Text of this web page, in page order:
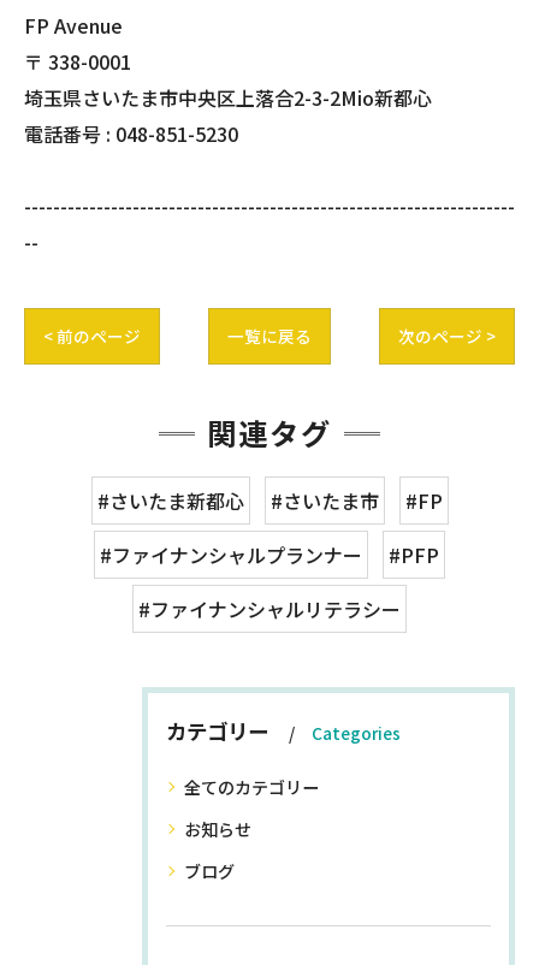
FP Avenue
〒 338-0001
埼玉県さいたま市中央区上落合2-3-2Mio新都心
電話番号 : 048-851-5230
--------------------------------------------------------------------
--
< 前のページ 一覧に戻る 次のページ >
関連タグ
#さいたま新都心 #さいたま市
#FP
#ファイナンシャルプランナー
#PFP
#ファイナンシャルリテラシー
カテゴリー Categories
全てのカテゴリー
お知らせ
ブログ